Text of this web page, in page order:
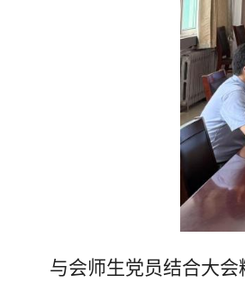
与会师生党员结合大